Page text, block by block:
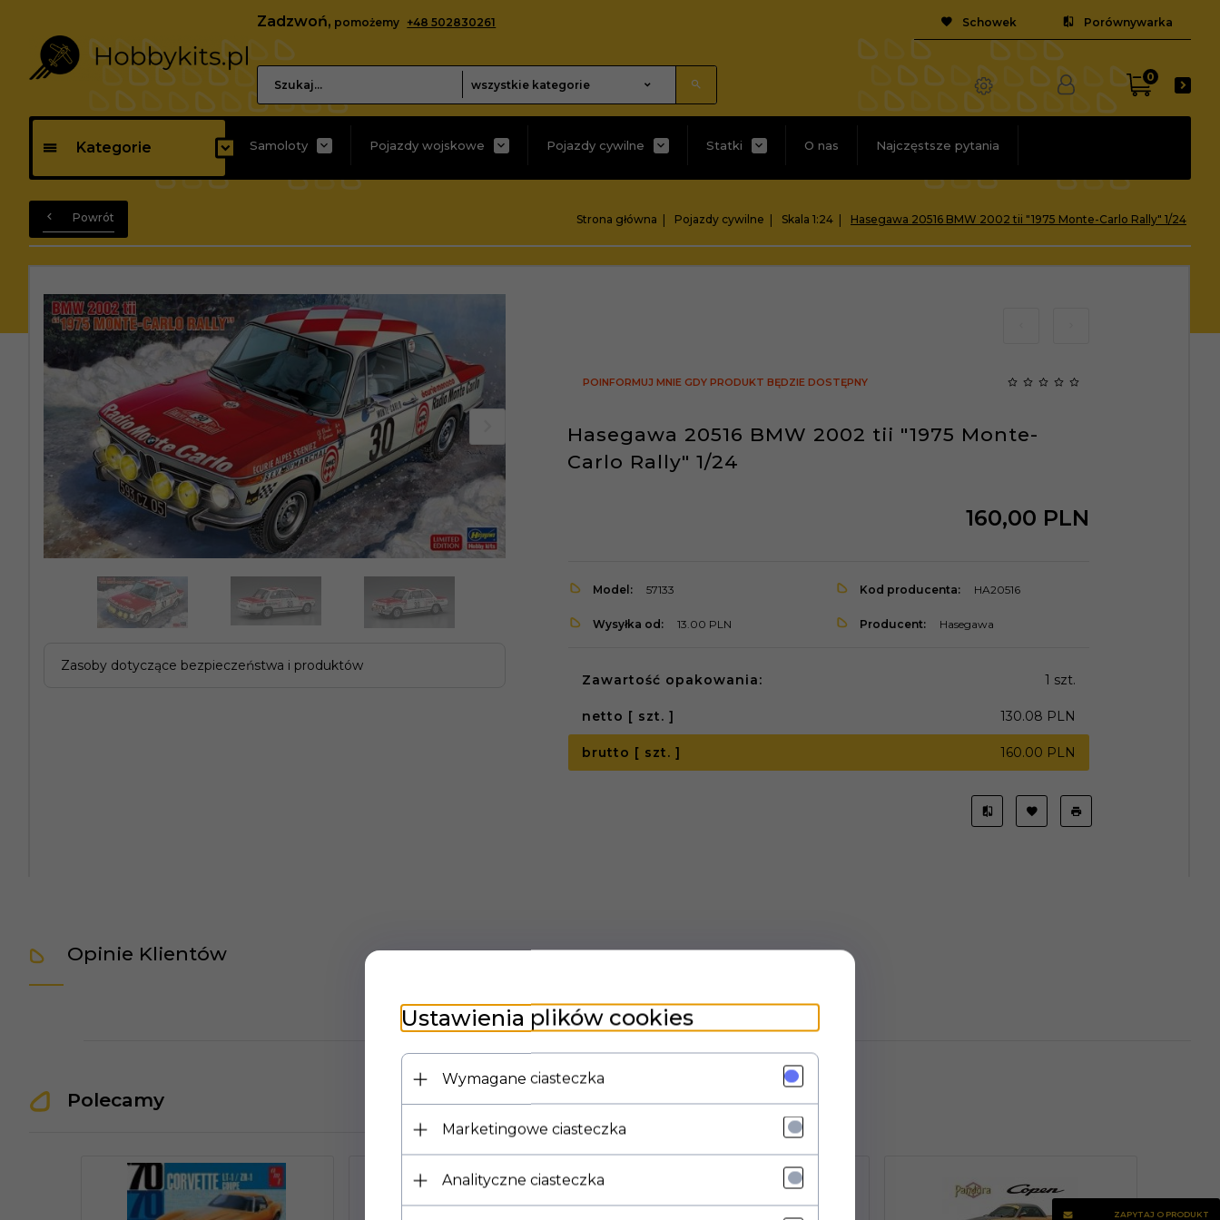
Zadzwoń, pomożemy +48 502830261
categories_searcher
wszystkie kategorie
Schowek Porównywarka
0
Kategorie Samoloty Pojazdy wojskowe Pojazdy cywilne Statki O nas Najczęstsze pytania
Powrót Strona główna Pojazdy cywilne Skala 1:24 Hasegawa 20516 BMW 2002 tii "1975 Monte-Carlo Rally" 1/24
Zasoby dotyczące bezpieczeństwa i produktów
POINFORMUJ MNIE GDY PRODUKT BĘDZIE DOSTĘPNY
Hasegawa 20516 BMW 2002 tii "1975 Monte-
Carlo Rally" 1/24
160,00 PLN
Model: 57133 Kod producenta: HA20516
Wysyłka od: 13.00 PLN Producent: Hasegawa
Zawartość opakowania: 1 szt.
netto [ szt. ] 130.08 PLN
brutto [ szt. ] 160.00 PLN
ZAPYTAJ O PRODUKT
Opinie Klientów
Polecamy
Ustawienia plików cookies
Wymagane ciasteczka
Marketingowe ciasteczka
Analityczne ciasteczka